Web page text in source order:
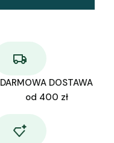
DARMOWA DOSTAWA
od 400 zł